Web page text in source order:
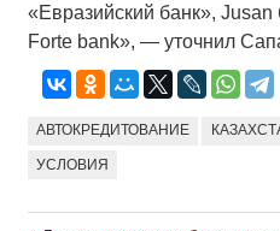
«Евразийский банк»,
Forte bank», — уточнил
АВТОКРЕДИТОВАНИЕ
УСЛОВИЯ